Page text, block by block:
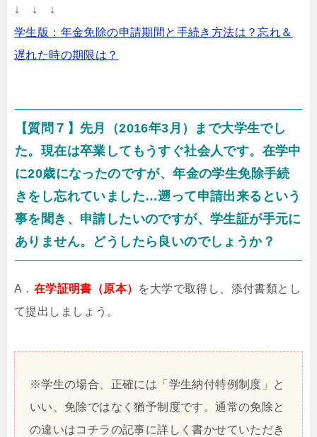
↓ ↓ ↓
学生版：年金免除の申請期間と手続き方法は？忘れ＆
遅れた時の期限は？
【質問７】先月（2016年3月）まで大学生でし
た。現在は卒業してもうすぐ社会人です。在学中
に20歳になったのですが、年金の学生免除手続
きをし忘れていました…遡って申請出来るという
事を聞き、申請したいのですが、学生証が手元に
ありません。どうしたら良いのでしょうか？
A． 在学証明書（原本） を大学で取得し、添付書類とし
て提出しましょう。
※学生の場合、正確には「学生納付特例制度」と
いい、免除ではなく猶予制度です。通常の免除と
の違いはコチラの記事に詳しく書かせていただき